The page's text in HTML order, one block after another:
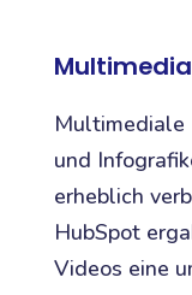
Multimediale
und
erheblich
HubSpot
Videos eine